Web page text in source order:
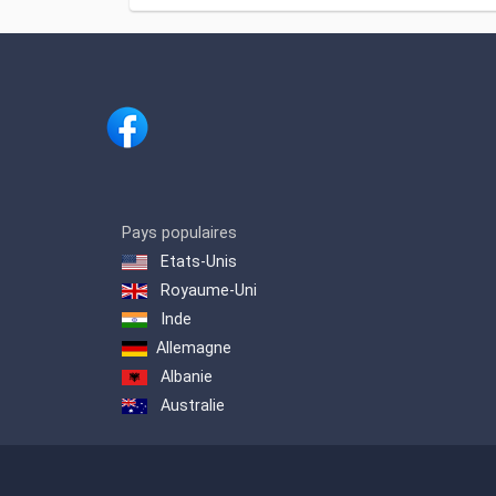
Pays populaires
Etats-Unis
Royaume-Uni
Inde
Allemagne
Albanie
Australie